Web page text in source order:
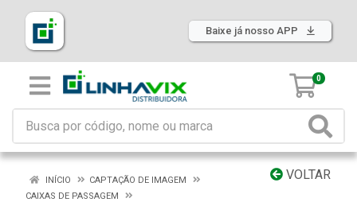
Baixe já nosso APP
0
VOLTAR
INÍCIO
CAPTAÇÃO DE IMAGEM
CAIXAS DE PASSAGEM